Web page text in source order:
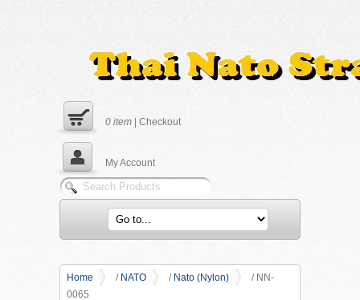
0 item | Checkout
My Account
Home / NATO / Nato (Nylon)
/ NN-
0065